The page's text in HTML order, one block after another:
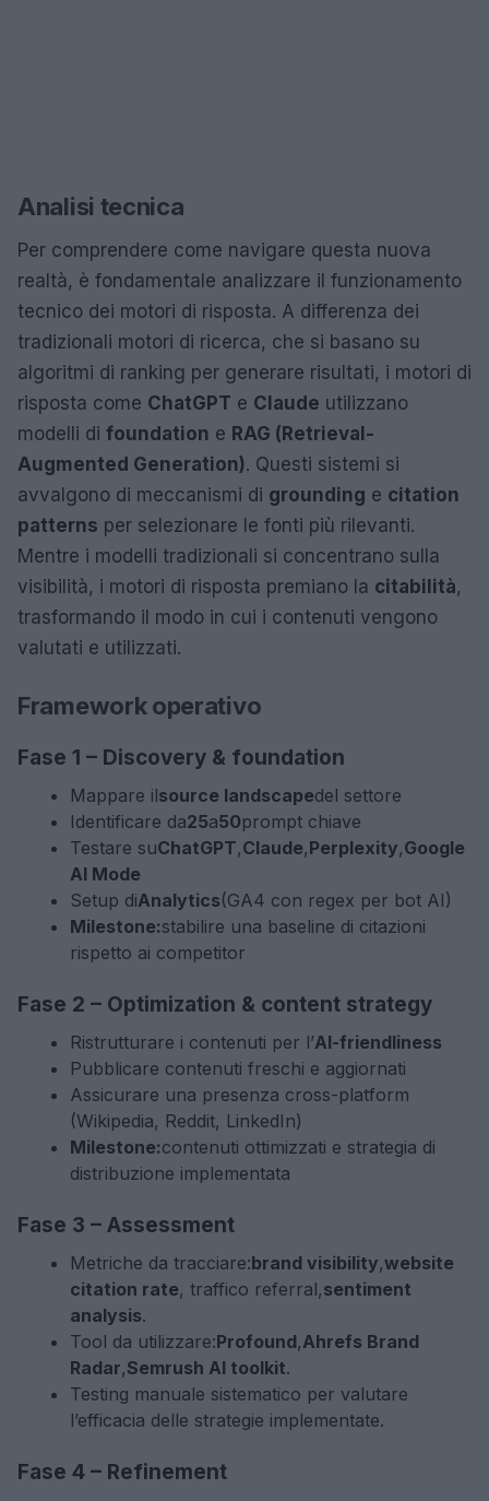
Analisi tecnica
Per comprendere come navigare questa nuova
realtà, è fondamentale analizzare il funzionamento
tecnico dei motori di risposta. A differenza dei
tradizionali motori di ricerca, che si basano su
algoritmi di ranking per generare risultati, i motori di
risposta come ChatGPT e Claude utilizzano
modelli di foundation e RAG (Retrieval-
Augmented Generation). Questi sistemi si
avvalgono di meccanismi di grounding e citation
patterns per selezionare le fonti più rilevanti.
Mentre i modelli tradizionali si concentrano sulla
visibilità, i motori di risposta premiano la citabilità,
trasformando il modo in cui i contenuti vengono
valutati e utilizzati.
Framework operativo
Fase 1 – Discovery & foundation
Mappare ilsource landscapedel settore
Identificare da25a50prompt chiave
Testare suChatGPT,Claude,Perplexity,Google
AI Mode
Setup diAnalytics(GA4 con regex per bot AI)
Milestone:stabilire una baseline di citazioni
rispetto ai competitor
Fase 2 – Optimization & content strategy
Ristrutturare i contenuti per l’AI-friendliness
Pubblicare contenuti freschi e aggiornati
Assicurare una presenza cross-platform
(Wikipedia, Reddit, LinkedIn)
Milestone:contenuti ottimizzati e strategia di
distribuzione implementata
Fase 3 – Assessment
Metriche da tracciare:brand visibility,website
citation rate, traffico referral,sentiment
analysis.
Tool da utilizzare:Profound,Ahrefs Brand
Radar,Semrush AI toolkit.
Testing manuale sistematico per valutare
l’efficacia delle strategie implementate.
Fase 4 – Refinement